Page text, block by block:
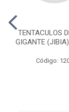
TENTACULOS
GIGANTE
Código: